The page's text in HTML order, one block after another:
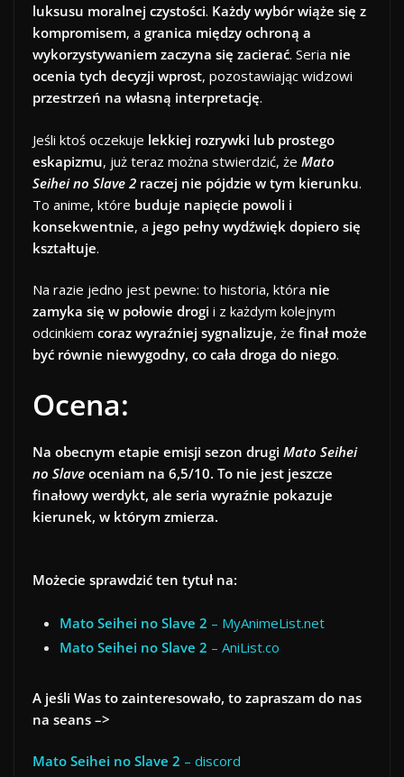
luksusu moralnej czystości. Każdy wybór wiąże się z
kompromisem, a granica między ochroną a
wykorzystywaniem zaczyna się zacierać. Seria nie
ocenia tych decyzji wprost, pozostawiając widzowi
przestrzeń na własną interpretację.
Jeśli ktoś oczekuje lekkiej rozrywki lub prostego
eskapizmu, już teraz można stwierdzić, że Mato
Seihei no Slave 2 raczej nie pójdzie w tym kierunku.
To anime, które buduje napięcie powoli i
konsekwentnie, a jego pełny wydźwięk dopiero się
kształtuje.
Na razie jedno jest pewne: to historia, która nie
zamyka się w połowie drogi i z każdym kolejnym
odcinkiem coraz wyraźniej sygnalizuje, że finał może
być równie niewygodny, co cała droga do niego.
Ocena:
Na obecnym etapie emisji sezon drugi Mato Seihei
no Slave oceniam na 6,5/10. To nie jest jeszcze
finałowy werdykt, ale seria wyraźnie pokazuje
kierunek, w którym zmierza.
Możecie sprawdzić ten tytuł na:
Mato Seihei no Slave 2 – MyAnimeList.net
Mato Seihei no Slave 2 – AniList.co
A jeśli Was to zainteresowało, to zapraszam do nas
na seans –>
Mato Seihei no Slave 2 – discord